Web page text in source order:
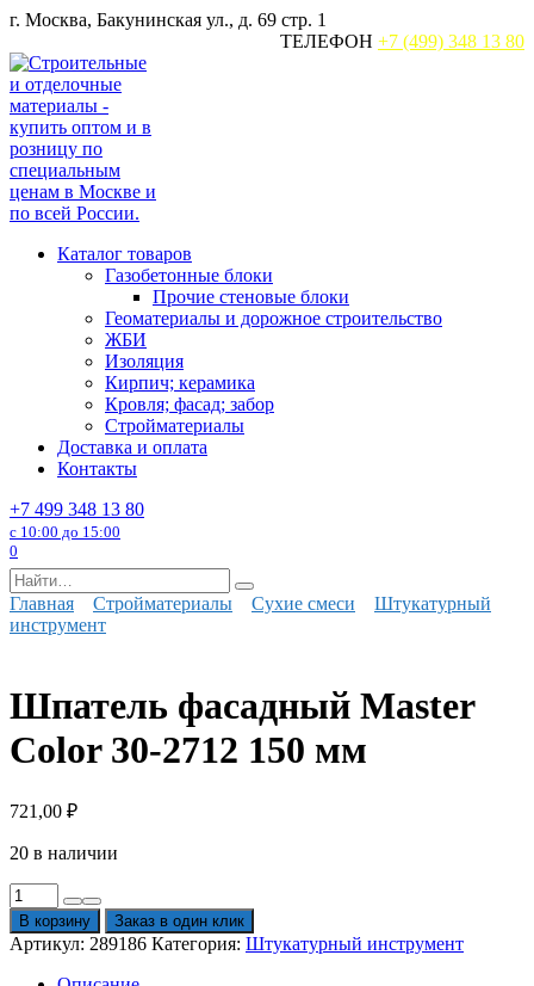
Перейти
содержанию
г. Москва, Бакунинская ул., д. 69 стр. 1
ТЕЛЕФОН +7 (499) 348 13 80
Каталог товаров
Газобетонные блоки
Прочие стеновые блоки
Геоматериалы и дорожное строительство
ЖБИ
Изоляция
Кирпич; керамика
Кровля; фасад; забор
Стройматериалы
Доставка и оплата
Контакты
+7 499 348 13 80
с 10:00 до 15:00
0
Search
for:
Главная Стройматериалы Сухие смеси
Штукатурный
инструмент
Шпатель фасадный Master
Color 30-2712 150 мм
721,00 ₽
20 в наличии
Количество
товара
Шпатель
фасадный
Master
В корзину Заказ в один клик
Артикул: 289186 Категория: Штукатурный инструмент